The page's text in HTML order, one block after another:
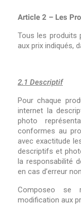
Article 2 – Les
Tous les produits
aux prix indiqués,
2.1 Descriptif
Pour chaque
internet la
photo
conformes au
avec exactitude
descriptifs et
la responsabilité
en cas d’erreur
Composeo se
modification aux